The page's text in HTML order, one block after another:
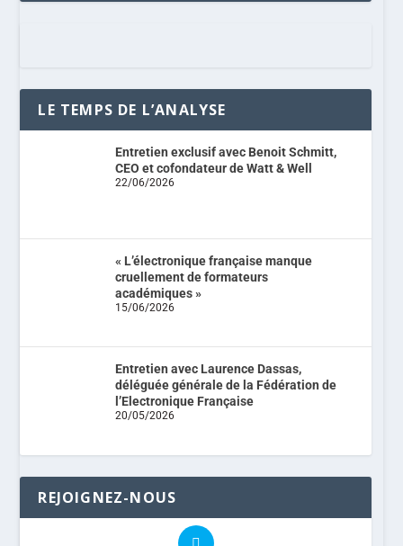
LE TEMPS DE L’ANALYSE
Entretien exclusif avec Benoit Schmitt,
CEO et cofondateur de Watt & Well
22/06/2026
« L’électronique française manque
cruellement de formateurs
académiques »
15/06/2026
Entretien avec Laurence Dassas,
déléguée générale de la Fédération de
l’Electronique Française
20/05/2026
REJOIGNEZ-NOUS